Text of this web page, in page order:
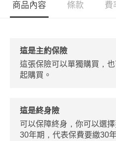
商品內容 條款 費
這是主約保險
這張保險可以單獨購買，
起購買。
這是終身險
可以保障終身，你可以選
30年期，代表保費要繳30